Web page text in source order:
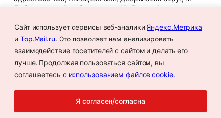
Сайт использует сервисы веб-аналики Яндекс.Метрика
и Top.Mail.ru. Это позволяет нам анализировать
взаимодействие посетителей с сайтом и делать его
лучше. Продолжая пользоваться сайтом, вы
соглашаетесь с использованием файлов cookie.
Я согласен/согласна
Добринка, ул. Октябрьская, д. 43. Главный редактор
редакции: gazeta_dbr@mail.ru. Знак информационной
продукции: 16+. СМИ зарегистрировано Федеральной
службой по надзору в сфере связи, информационных
технологий и массовых коммуникаций.
Регистрационный номер: Эл № ФС77-88687 от 2
декабря 2024 года.